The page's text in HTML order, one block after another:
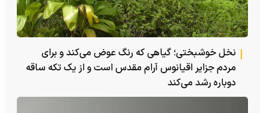
نخل خوشبختی؛ گیاهی که رنگ عوض می‌کند و برای
مردم جزایر اقیانوس آرام مقدس است و از یک تکه ساقه
دوباره رشد می‌کند